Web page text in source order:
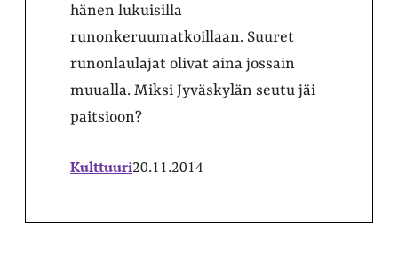
hänen lukuisilla
runonkeruumatkoillaan. Suuret
runonlaulajat olivat aina jossain
muualla. Miksi Jyväskylän seutu jäi
paitsioon?
Kulttuuri20.11.2014